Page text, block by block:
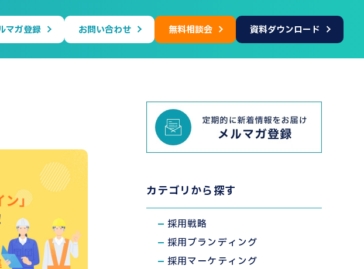
マガ登録 お問い合わせ 無料相談会 資料ダウンロード
カテゴリから探す
採用戦略
採用ブランディング
採用マーケティング